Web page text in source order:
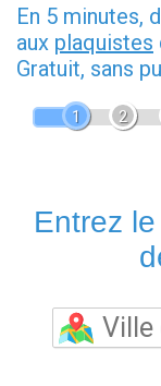
En 5 minutes,
aux plaquistes
Gratuit, sans
1 2
Entrez